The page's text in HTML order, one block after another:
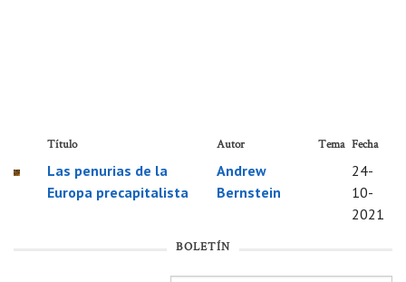
Título Autor Tema Fecha
Las penurias de la
Europa precapitalista
Andrew
Bernstein
24-
10-
2021
BOLETÍN